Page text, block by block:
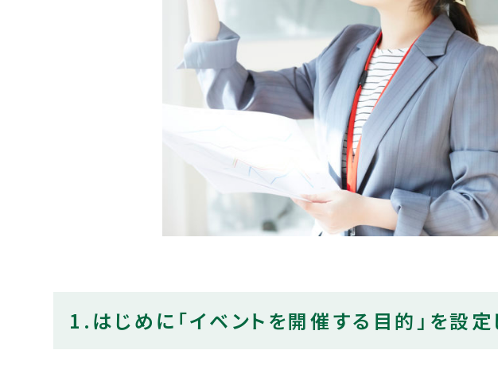
1.はじめに「イベントを開催する目的」を設定